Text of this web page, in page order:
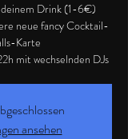
Drink (1-6€)
neue fancy Cocktail-
Karte
mit wechselnden DJs
ansehen